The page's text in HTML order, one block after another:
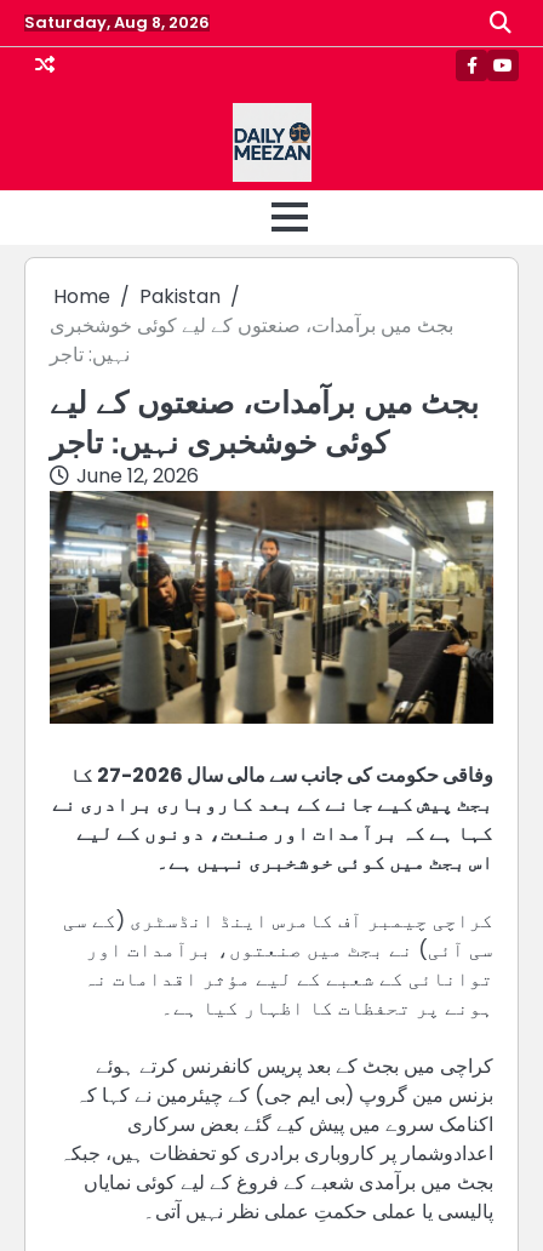
Skip
to
content
Saturday, Aug 8, 2026
Home
Pakistan
بجٹ میں برآمدات، صنعتوں کے لیے کوئی خوشخبری
نہیں: تاجر
بجٹ میں برآمدات، صنعتوں کے لیے
کوئی خوشخبری نہیں: تاجر
June 12, 2026
وفاقی حکومت کی جانب سے مالی سال 2026-27 کا
بجٹ پیش کیے جانے کے بعد کاروباری برادری نے
کہا ہے کہ برآمدات اور صنعت، دونوں کے لیے
اس بجٹ میں کوئی خوشخبری نہیں ہے۔
کراچی چیمبر آف کامرس اینڈ انڈسٹری (کے سی
سی آئی) نے بجٹ میں صنعتوں، برآمدات اور
توانائی کے شعبے کے لیے مؤثر اقدامات نہ
ہونے پر تحفظات کا اظہار کیا ہے۔
کراچی میں بجٹ کے بعد پریس کانفرنس کرتے ہوئے
بزنس مین گروپ (بی ایم جی) کے چیئرمین نے کہا کہ
اکنامک سروے میں پیش کیے گئے بعض سرکاری
اعدادوشمار پر کاروباری برادری کو تحفظات ہیں، جبکہ
بجٹ میں برآمدی شعبے کے فروغ کے لیے کوئی نمایاں
پالیسی یا عملی حکمتِ عملی نظر نہیں آتی۔